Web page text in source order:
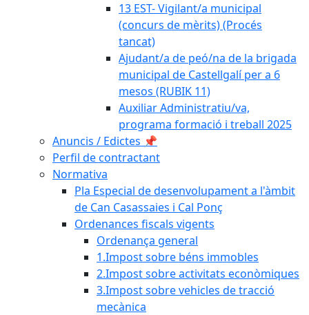
13 EST- Vigilant/a municipal
(concurs de mèrits) (Procés
tancat)
Ajudant/a de peó/na de la brigada
municipal de Castellgalí per a 6
mesos (RUBIK 11)
Auxiliar Administratiu/va,
programa formació i treball 2025
Anuncis / Edictes 📌
Perfil de contractant
Normativa
Pla Especial de desenvolupament a l'àmbit
de Can Casassaies i Cal Ponç
Ordenances fiscals vigents
Ordenança general
1.Impost sobre béns immobles
2.Impost sobre activitats econòmiques
3.Impost sobre vehicles de tracció
mecànica